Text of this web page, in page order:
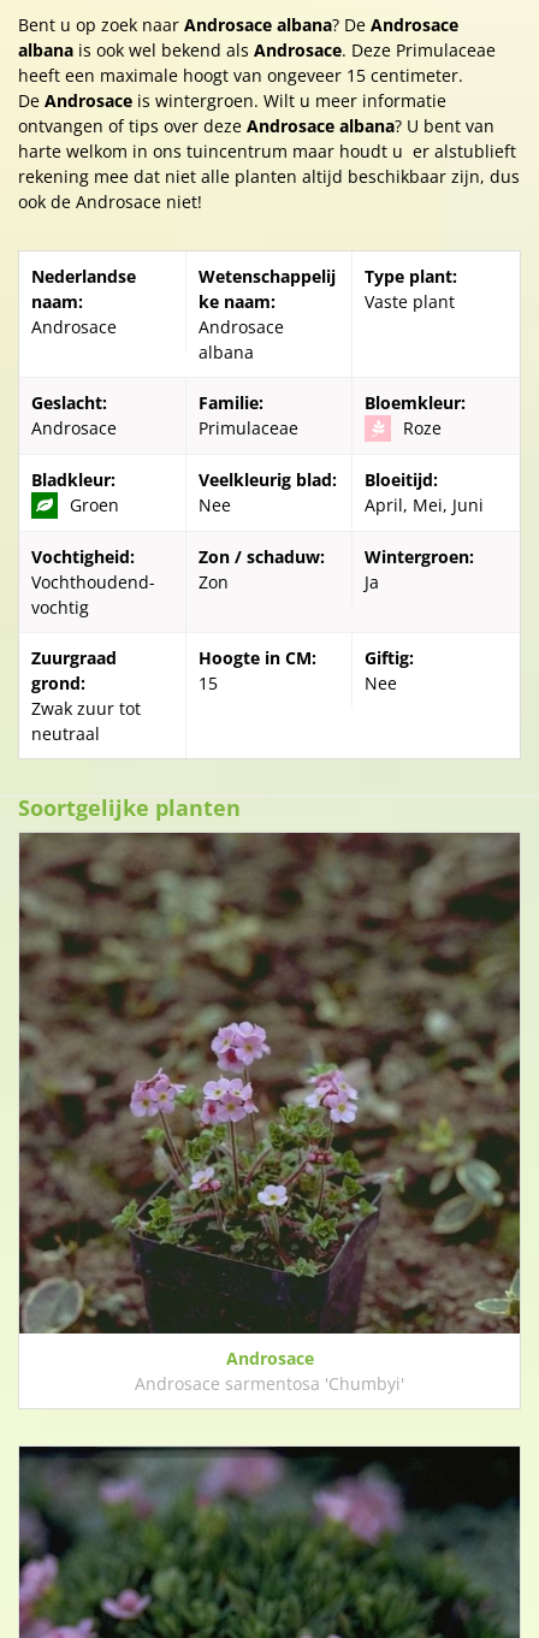
Bent u op zoek naar Androsace albana? De Androsace
albana is ook wel bekend als Androsace. Deze Primulaceae
heeft een maximale hoogt van ongeveer 15 centimeter.
De Androsace is wintergroen. Wilt u meer informatie
ontvangen of tips over deze Androsace albana? U bent van
harte welkom in ons tuincentrum maar houdt u er alstublieft
rekening mee dat niet alle planten altijd beschikbaar zijn, dus
ook de Androsace niet!
Nederlandse
naam:
Androsace
Wetenschappelij
ke naam:
Androsace
albana
Type plant:
Vaste plant
Geslacht:
Androsace
Familie:
Primulaceae
Bloemkleur:
Roze
Bladkleur:
Groen
Veelkleurig blad:
Nee
Bloeitijd:
April, Mei, Juni
Vochtigheid:
Vochthoudend-
vochtig
Zon / schaduw:
Zon
Wintergroen:
Ja
Zuurgraad
grond:
Zwak zuur tot
neutraal
Hoogte in CM:
15
Giftig:
Nee
Soortgelijke planten
Androsace
Androsace sarmentosa 'Chumbyi'